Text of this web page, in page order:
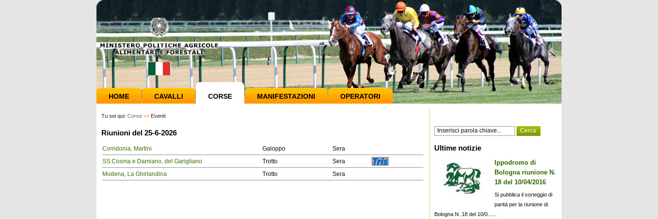
HOME CAVALLI CORSE MANIFESTAZIONI OPERATORI
Tu sei qui: Corse >> Eventi
Riunioni del 25-6-2026
Corridonia, Martini Galoppo
Sera
SS.Cosma e Damiano, del Garigliano
Trotto
Sera
Modena, La Ghirlandina
Trotto Sera
Ultime notizie
Ippodromo di
Bologna riunione N.
18 del 10/04/2016
Si pubblica il sorteggio di
parità per la riunione di
Bologna N. 18 del 10/0......